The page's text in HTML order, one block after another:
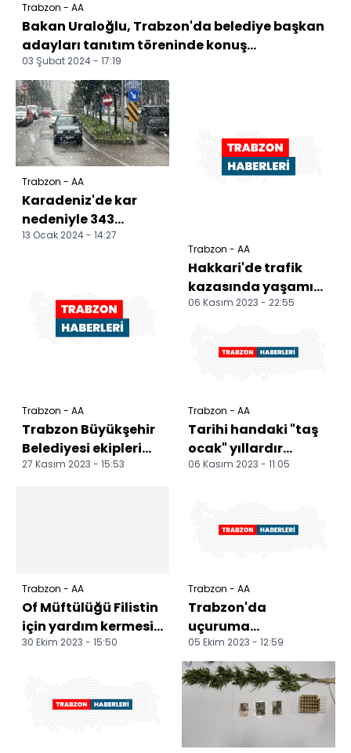
Trabzon - AA
Bakan Uraloğlu, Trabzon'da belediye başkan
adayları tanıtım töreninde konuş...
03 Şubat 2024 - 17:19
Trabzon - AA
Karadeniz'de kar
nedeniyle 343
yerleşim yerine
13 Ocak 2024 - 14:27
Trabzon - AA
Trabzon Büyükşehir
Belediyesi ekipleri
fırtına nedeniyle 318
27 Kasım 2023 - 15:53
Trabzon - AA
Hakkari'de trafik
kazasında yaşamını
yitiren polis memuru
06 Kasım 2023 - 22:55
Trabzon - AA
Tarihi handaki "taş
ocak" yıllardır
misafirleri için
06 Kasım 2023 - 11:05
Trabzon - AA
Of Müftülüğü Filistin
için yardım kermesi
düzenledi
30 Ekim 2023 - 15:50
Trabzon - AA
Trabzon'da
uçuruma
yuvarlanan
minibüsteki 1 kişi
öldü, 1 kişi yaralandı
05 Ekim 2023 - 12:59